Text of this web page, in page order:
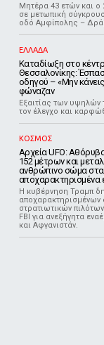
Μητέρα 43 ετών και ο
σε μετωπική
οδό Αμφίπολης –
ΕΛΛΑΔΑ
Καταδίωξη στο
Θεσσαλονίκης:
οδηγού – «Μην
φώναζαν
Εξαιτίας των υψηλών
τον έλεγχο και
ΚΟΣΜΟΣ
Αρχεία UFO:
152 μέτρων και
ανθρώπινο σώμα στα
αποχαρακτηρισμένα
Η κυβέρνηση Τραμπ
στρατιωτικών
FBI για ανεξήγητα
και Αφγανιστάν.